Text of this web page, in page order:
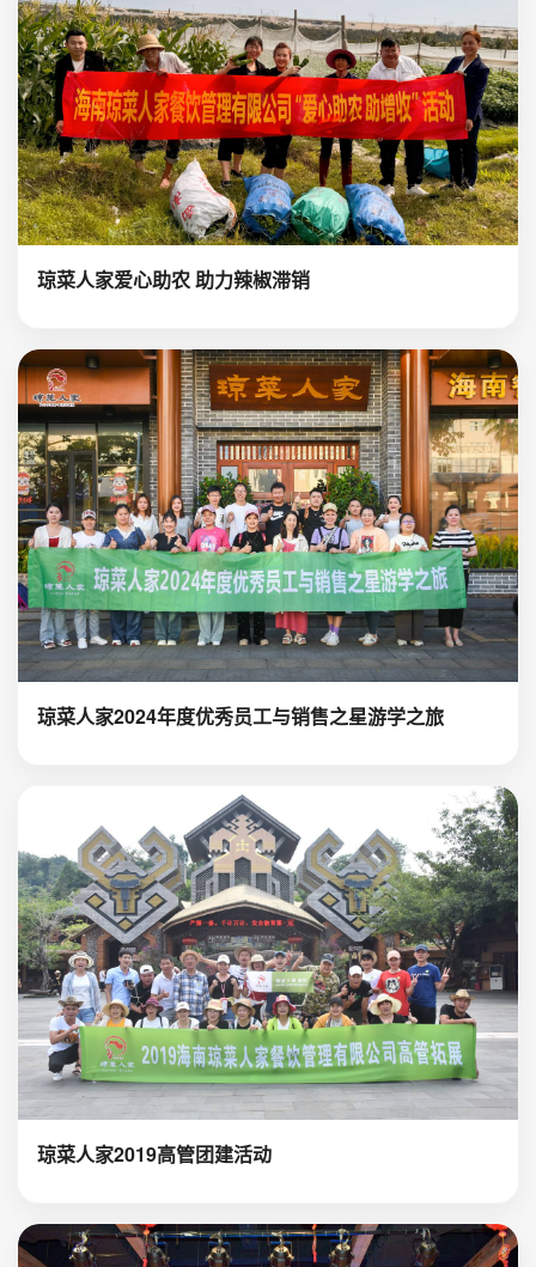
琼菜人家爱心助农 助力辣椒滞销
琼菜人家2024年度优秀员工与销售之星游学之旅
琼菜人家2019高管团建活动